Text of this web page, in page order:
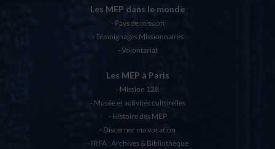
Les MEP dans le monde
Pays de mission
Témoignages Missionnaires
Volontariat
Les MEP à Paris
Mission 128
Musée et activités culturelles
Histoire des MEP
Discerner ma vocation
IRFA : Archives & Bibliothèque